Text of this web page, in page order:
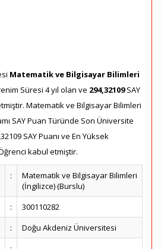
Matematik ve Bilgisayar Bilimleri
Süresi 4 yıl olan ve 294,32109SAY
Matematik ve Bilgisayar Bilimleri
SAY Puan Türünde Son Üniversite
SAY Puanı ve En Yüksek
kabul etmiştir.
:
Matematik ve Bilgisayar Bilimleri
(İngilizce) (Burslu)
:
300110282
:
Doğu Akdeniz Üniversitesi